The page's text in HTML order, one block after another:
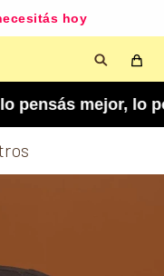
hoy
mejor, lo